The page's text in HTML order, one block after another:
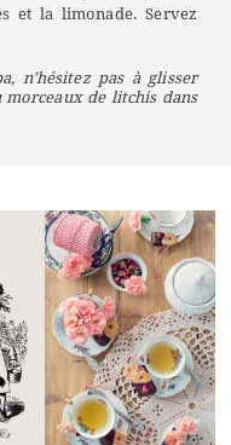
et la limonade. Servez
n’hésitez pas à glisser
morceaux de litchis dans